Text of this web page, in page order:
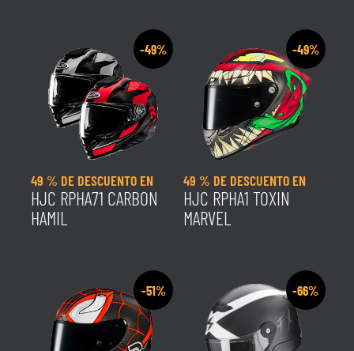
-49%
49 % DE DESCUENTO EN
HJC RPHA71 CARBON
HAMIL
-49%
49 % DE DESCUENTO EN
HJC RPHA1 TOXIN
MARVEL
-51% -66%